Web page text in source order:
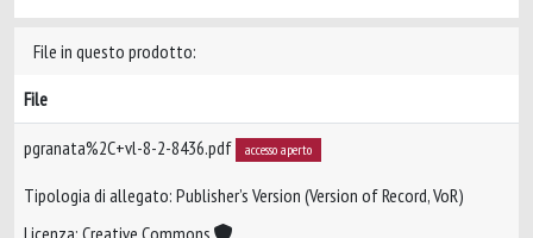
File in questo prodotto:
File
pgranata%2C+vl-8-2-8436.pdf accesso aperto
Tipologia di allegato: Publisher’s Version (Version of Record, VoR)